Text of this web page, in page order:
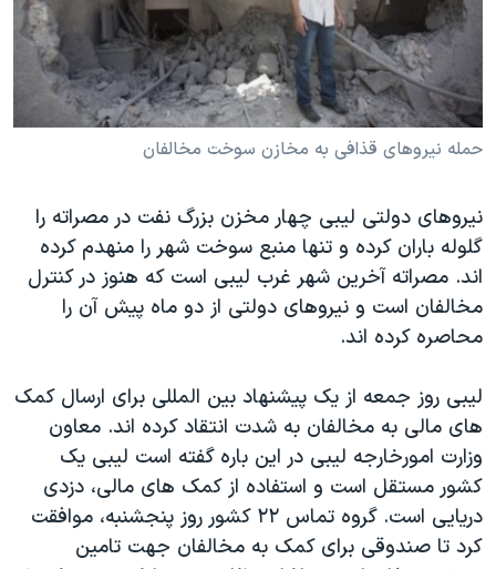
فرهنگ و زندگی
حقوق شهروندی
اقتصادی
علم و فناوری
گالری عکس
آرشیو پخش زنده
مستندها
انتخابات ریاست جمهوری آمریکا ۲۰۲۴
حمله جمهوری اسلامی به اسرائیل
رمز مهسا
اعتراضات زن، زندگی، آزادی
مجموعه مستندهای دادخواهی
تریبونال مردمی آبان ۹۸
دادگاه حمید نوری
قانون شفافیت دارائی کادر رهبری ایران
اعتراضات مردمی آبان ۹۸
اسرائیل در جنگ
نرگس محمدی برنده جایزه نوبل صلح
دنبال کنید
حمله نیروهای قذافی به مخازن سوخت مخالفان
نیروهای دولتی لیبی چهار مخزن بزرگ نفت در مصراته را
گلوله باران کرده و تنها منبع سوخت شهر را منهدم کرده
اند. مصراته آخرین شهر غرب لیبی است که هنوز در کنترل
مخالفان است و نیروهای دولتی از دو ماه پیش آن را
محاصره کرده اند.
لیبی روز جمعه از یک پیشنهاد بین المللی برای ارسال کمک
های مالی به مخالفان به شدت انتقاد کرده اند. معاون
وزارت امورخارجه لیبی در این باره گفته است لیبی یک
کشور مستقل است و استفاده از کمک های مالی، دزدی
دریایی است. گروه تماس ۲۲ کشور روز پنجشنبه، موافقت
کرد تا صندوقی برای کمک به مخالفان جهت تامین